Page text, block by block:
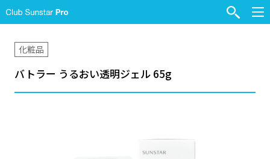
化粧品
バトラー うるおい透明ジェル 65g